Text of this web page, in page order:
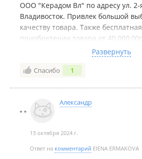
ООО "Керадом Вл" по адресу ул. 2-
Владивосток. Привлек большой
качеству товара. Также
приобретении товара от 40
сумма покупки с учетом скидки
264,80рублей. При этом было
уточнено, что у нас бесплатная
велись с Еленой (специалист
Договорились, что плитку
подготовительную работу.
позвонила Елене, что-бы
Развернуть
Спасибо 1
Александр
13 октября 2024 г.
Ответ на комментарий ElENA ERMAKOVA